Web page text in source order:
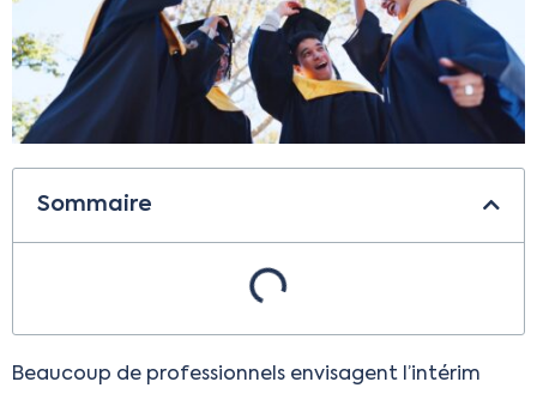
Sommaire
Beaucoup de professionnels envisagent l’intérim